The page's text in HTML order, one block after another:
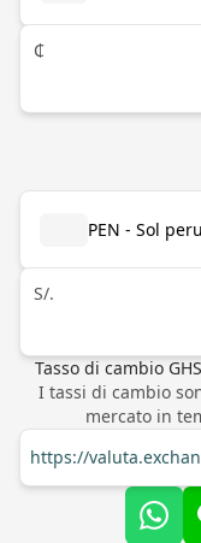
₵
PEN - Sol
S/.
Tasso di cambio GHS
I tassi di cambio
mercato in
https://